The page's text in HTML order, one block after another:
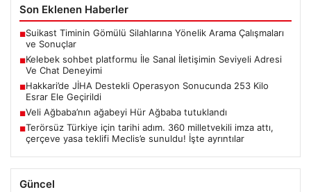
Son Eklenen Haberler
■Suikast Timinin Gömülü Silahlarına Yönelik Arama Çalışmaları
ve Sonuçlar
■Kelebek sohbet platformu İle Sanal İletişimin Seviyeli Adresi
Ve Chat Deneyimi
■Hakkari’de JİHA Destekli Operasyon Sonucunda 253 Kilo
Esrar Ele Geçirildi
■Veli Ağbaba’nın ağabeyi Hür Ağbaba tutuklandı
■Terörsüz Türkiye için tarihi adım. 360 milletvekili imza attı,
çerçeve yasa teklifi Meclis’e sunuldu! İşte ayrıntılar
Güncel